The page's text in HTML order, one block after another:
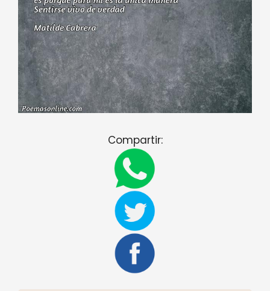
Compartir: